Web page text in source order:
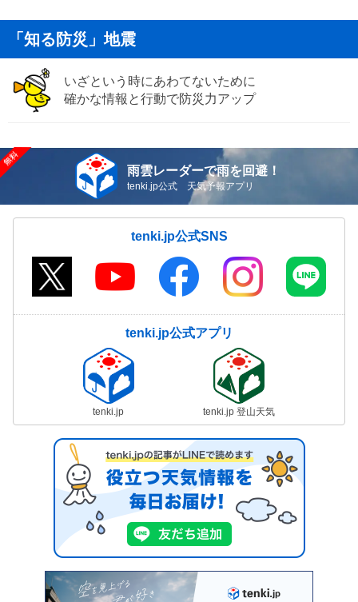
「知る防災」地震
いざという時にあわてないために
確かな情報と行動で防災力アップ
雨雲レーダーで雨を回避！
tenki.jp公式 天気予報アプリ
tenki.jp公式SNS
tenki.jp公式アプリ
tenki.jp tenki.jp 登山天気